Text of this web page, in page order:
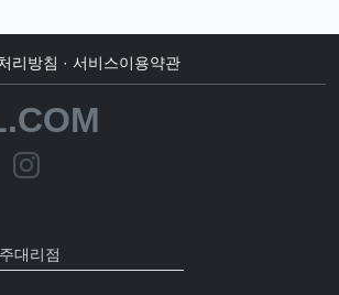
리방침 · 서비스이용약관
대리점